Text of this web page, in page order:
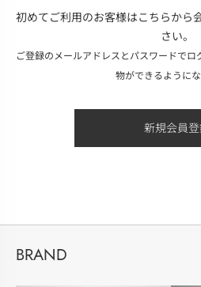
初めてご利用のお客様はこちらから
さい。
ご登録のメールアドレスとパスワードで
物ができるようにな
BRAND